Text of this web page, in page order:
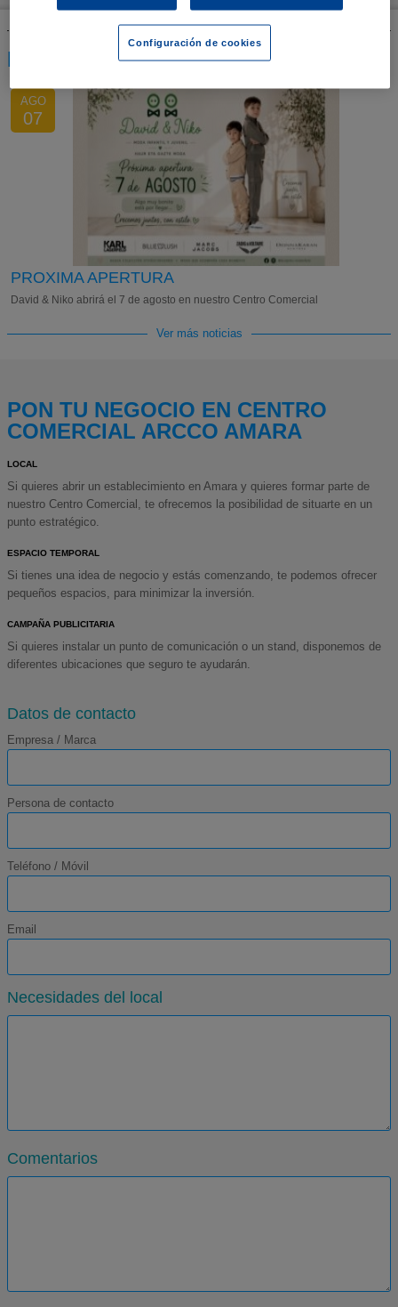
NOTICIAS
AGO
07
PROXIMA APERTURA
David & Niko abrirá el 7 de agosto en nuestro Centro Comercial
Ver más noticias
PON TU NEGOCIO EN CENTRO
COMERCIAL ARCCO AMARA
LOCAL
Si quieres abrir un establecimiento en Amara y quieres formar parte de
nuestro Centro Comercial, te ofrecemos la posibilidad de situarte en un
punto estratégico.
ESPACIO TEMPORAL
Si tienes una idea de negocio y estás comenzando, te podemos ofrecer
pequeños espacios, para minimizar la inversión.
CAMPAÑA PUBLICITARIA
Si quieres instalar un punto de comunicación o un stand, disponemos de
diferentes ubicaciones que seguro te ayudarán.
Datos de contacto
Empresa / Marca
Persona de contacto
Teléfono / Móvil
Email
Necesidades del local
Comentarios
Configuración de cookies